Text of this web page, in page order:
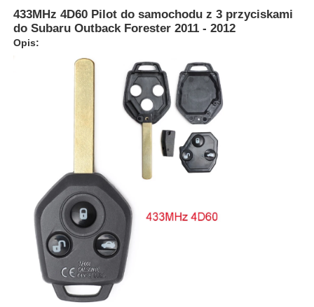
433MHz 4D60 Pilot do samochodu z 3 przyciskami
do Subaru Outback Forester 2011 - 2012
Opis: